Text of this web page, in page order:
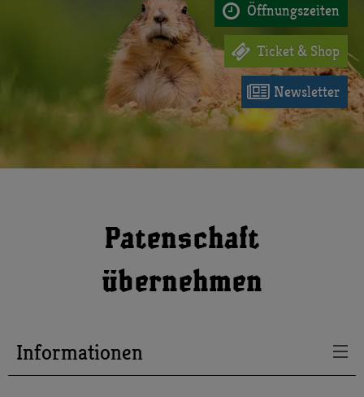
 Öffnungszeiten
 Ticket & Shop
 Newsletter
Patenschaft
übernehmen
Informationen